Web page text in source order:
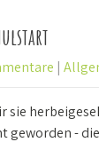
|
sie
geworden -